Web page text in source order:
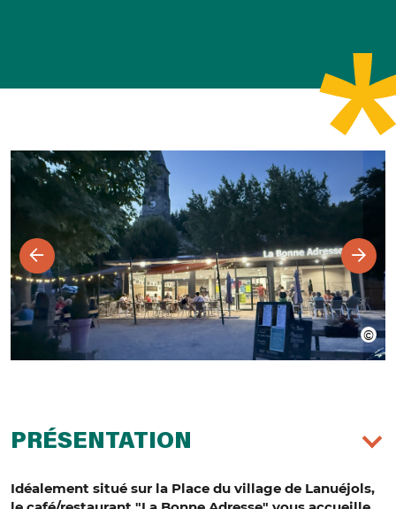
PRÉSENTATION
Idéalement situé sur la Place du village de Lanuéjols,